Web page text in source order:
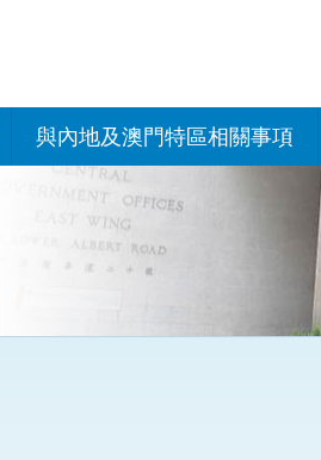
與內地及澳門特區相關事項
與內地的安排
香港與內地相互認可和執行民
商事案件判決的安排
關於建立更緊密經貿關係的安